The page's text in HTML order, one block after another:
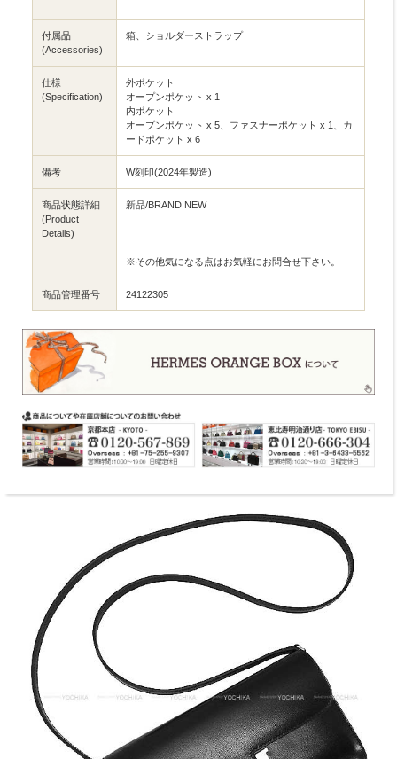
付属品
(Accessories)
箱、ショルダーストラップ
仕様
(Specification)
外ポケット
オープンポケット x 1
内ポケット
オープンポケット x 5、ファスナーポケット x 1、カ
ードポケット x 6
備考 W刻印(2024年製造)
商品状態詳細
(Product
Details)
新品/BRAND NEW
※その他気になる点はお気軽にお問合せ下さい。
商品管理番号 24122305